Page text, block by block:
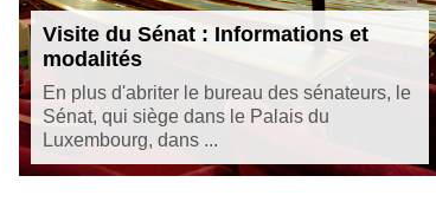
Visite du Sénat : Informations et
modalités
En plus d'abriter le bureau des sénateurs, le
Sénat, qui siège dans le Palais du
Luxembourg, dans ...